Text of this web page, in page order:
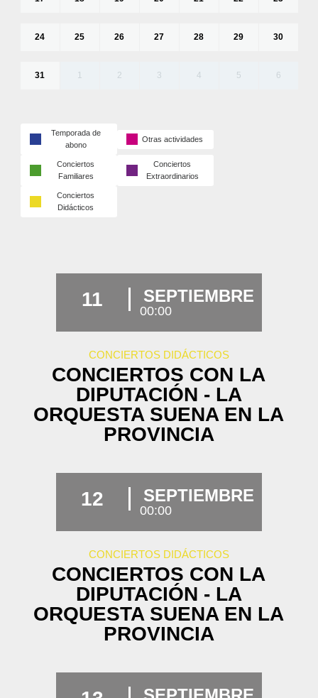
24 25 26 27 28 29 30
31 1 2 3 4 5 6
Temporada de
abono
Otras actividades
Conciertos
Familiares
Conciertos
Extraordinarios
Conciertos
Didácticos
11 SEPTIEMBRE
00:00
CONCIERTOS DIDÁCTICOS
CONCIERTOS CON LA
DIPUTACIÓN - LA
ORQUESTA SUENA EN LA
PROVINCIA
12 SEPTIEMBRE
00:00
CONCIERTOS DIDÁCTICOS
CONCIERTOS CON LA
DIPUTACIÓN - LA
ORQUESTA SUENA EN LA
PROVINCIA